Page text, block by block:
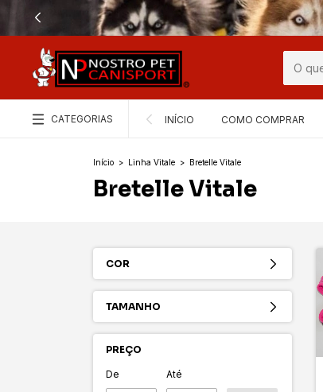
CATEGORIAS INÍCIO COMO COMPRAR
Início > Linha Vitale > Bretelle Vitale
Bretelle Vitale
COR
TAMANHO
PREÇO
De Até